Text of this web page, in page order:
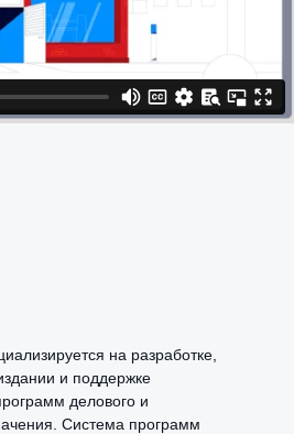
на разработке,
и поддержке
делового и
Система программ